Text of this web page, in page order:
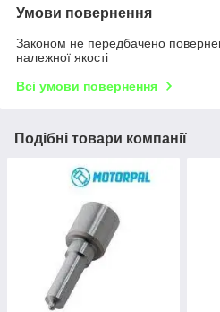
Умови повернення
Законом не передбачено
належної якості
Всі умови повернення
Подібні товари компанії